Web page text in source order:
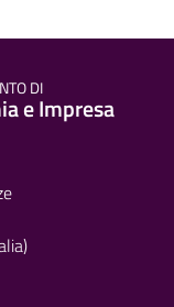
DI
e Impresa